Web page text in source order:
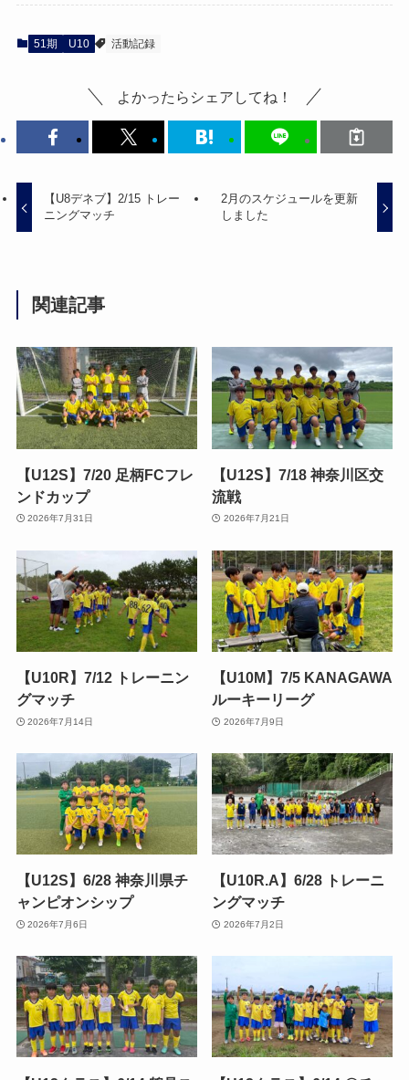
51期 U10 活動記録
よかったらシェアしてね！
【U8デネブ】2/15 トレー
ニングマッチ
2月のスケジュールを更新
しました
関連記事
【U12S】7/20 足柄FCフレ
ンドカップ
2026年7月31日
【U12S】7/18 神奈川区交
流戦
2026年7月21日
【U10R】7/12 トレーニン
グマッチ
2026年7月14日
【U10M】7/5 KANAGAWA
ルーキーリーグ
2026年7月9日
【U12S】6/28 神奈川県チ
ャンピオンシップ
2026年7月6日
【U10R.A】6/28 トレーニ
ングマッチ
2026年7月2日